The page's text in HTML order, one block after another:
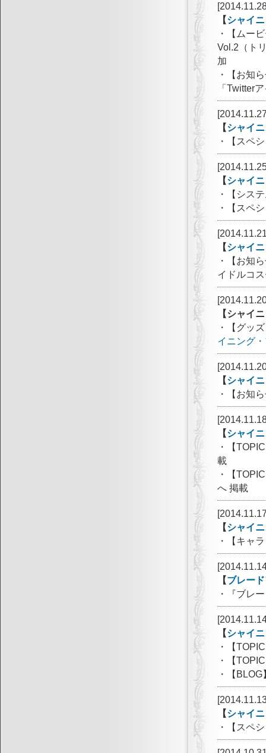
【シャイ
・【ムー
Vol.2（ト
加
・【お知
「Twitter
【シャイ
・【スペ
【シャイ
・【シス
・【スペ
【シャイ
・【お知
イドルコ
【シャイ
・【グッ
イニング
【シャイ
・【お知
【シャイ
・【
載
・【
へ 掲載
【シャイ
・【キャ
【ブレー
・『ブレ
【シャイ
・【
・【
・【
【シャイ
・【スペ